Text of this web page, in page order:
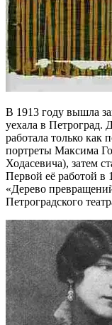
В 1913 году вышла
уехала в Петроград.
работала только как
портреты Максима
Ходасевича), затем
Первой её работой в
«Дерево
Петроградского